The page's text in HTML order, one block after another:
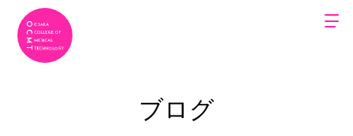
ブログ